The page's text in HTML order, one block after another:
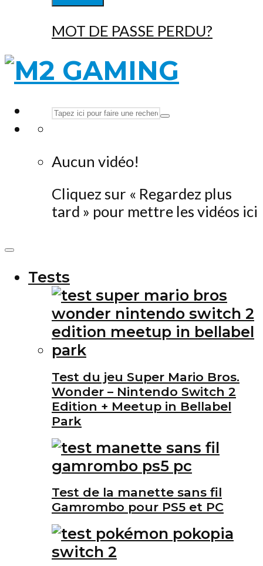
MOT DE PASSE PERDU?
Aucun vidéo!
Cliquez sur « Regardez plus
tard » pour mettre les vidéos ici
Tests
Test du jeu Super Mario Bros.
Wonder – Nintendo Switch 2
Edition + Meetup in Bellabel
Park
Test de la manette sans fil
Gamrombo pour PS5 et PC